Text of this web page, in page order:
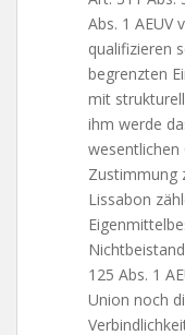
Abs. 1 AEUV
qualifizieren
begrenzten
mit
ihm werde
wesentlichen
Zustimmung
Lissabon
125 Abs. 1
Union noch